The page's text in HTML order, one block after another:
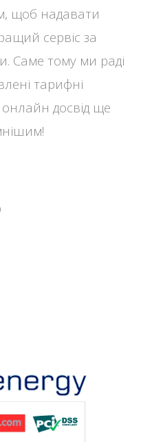
щоб надавати
сервіс за
Саме тому ми раді
тарифні
досвід ще